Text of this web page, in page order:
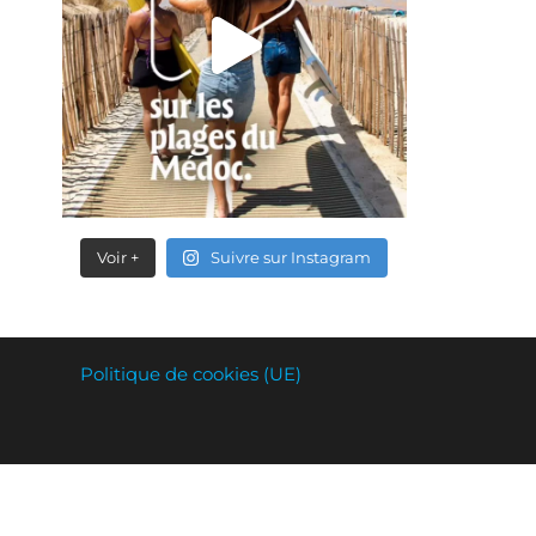
Voir + Suivre sur Instagram
Politique de cookies (UE)